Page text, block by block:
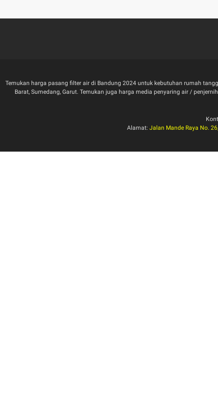
Temukan harga pasang filter air di Bandung 2024 untuk kebutuhan rumah
Barat, Sumedang, Garut. Temukan juga harga media penyaring air /
Alamat: Jalan Mande Raya No.